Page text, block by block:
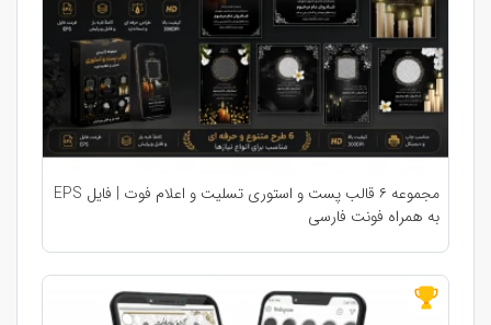
مجموعه ۶ قالب پست و استوری تسلیت و اعلام فوت | فایل EPS
به همراه فونت فارسی